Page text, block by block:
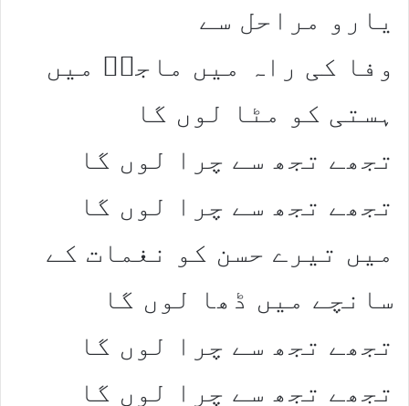
یارو مراحل سے
وفا کی راہ میں ماجدؔ میں
ہستی کو مٹا لوں گا
تجھے تجھ سے چرا لوں گا
تجھے تجھ سے چرا لوں گا
میں تیرے حسن کو نغمات کے
سانچے میں ڈھا لوں گا
تجھے تجھ سے چرا لوں گا
تجھے تجھ سے چرا لوں گا